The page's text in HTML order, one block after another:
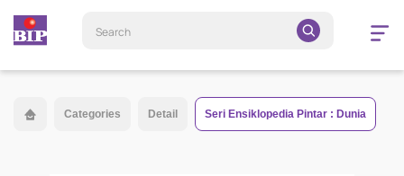
Open
Categories Detail Seri Ensiklopedia Pintar : Dunia